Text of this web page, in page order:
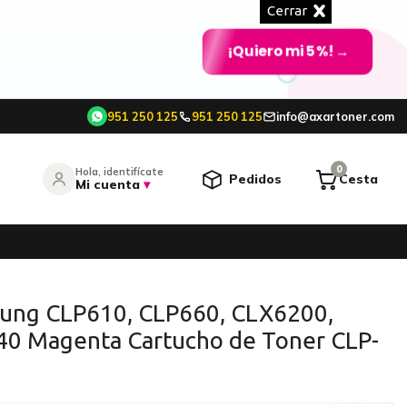
Cerrar
¡Quiero mi 5%! →
O CONTINÚA CON
951 250 125 951 250 125 info@axartoner.com
Hola, identifícate
Mi cuenta ▾ Pedidos
0
Cesta
CLP610, CLP660, CLX6200,
Magenta Cartucho de Toner CLP-